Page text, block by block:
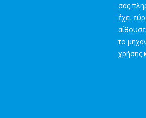
σας
έχει
το
χρήσης